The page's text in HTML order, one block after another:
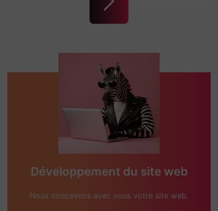
Développement du site web
Nous concevons avec vous votre site web.